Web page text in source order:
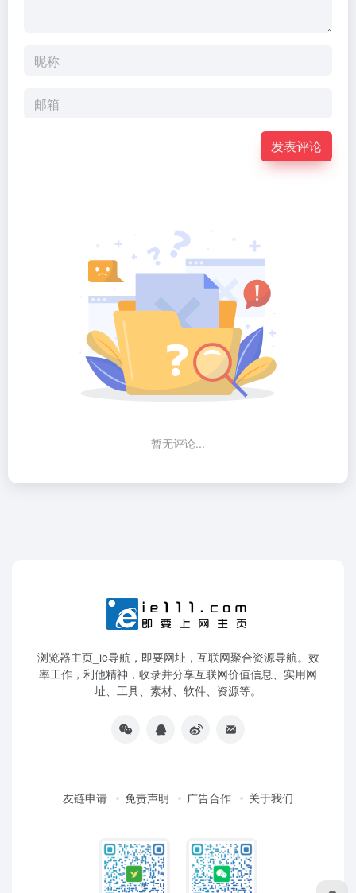
发表评论
暂无评论...
浏览器主页_ie导航，即要网址，互联网聚合资源导航。效
率工作，利他精神，收录并分享互联网价值信息、实用网
址、工具、素材、软件、资源等。
友链申请 免责声明 广告合作 关于我们